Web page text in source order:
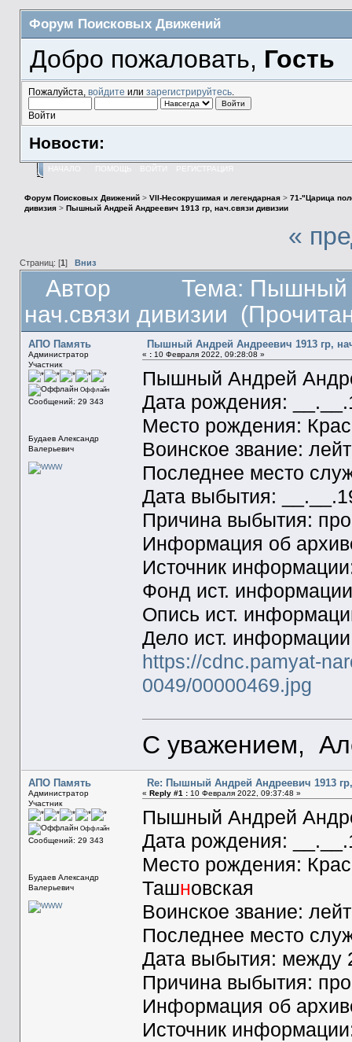
Форум Поисковых Движений
Добро пожаловать, Гость
Пожалуйста, войдите или зарегистрируйтесь.
Войти
Новости:
НАЧАЛО ПОМОЩЬ ВОЙТИ РЕГИСТРАЦИЯ
Форум Поисковых Движений> VII-Несокрушимая и легендарная> 71-"Царица
дивизия> Пышный Андрей Андреевич 1913 гр, нач.связи дивизии
«
Страниц: [1 ] Вниз
Автор
Тема: Пышный
нач.связи дивизии
АПО Память
Администратор
Участник
Оффлайн
Сообщений: 29 343
Будаев Александр
Валерьевич
Пышный Андрей Андреевич 1913 гр,
« :10 Февраля 2022, 09:28:08 »
Пышный Андрей
Дата рождения:
Место рождения:
Воинское звание:
Последнее место
Дата выбытия:
Причина выбытия:
Информация об
Источник
Фонд ист.
Опись ист.
Дело ист.
https://cdnc.pamyat-
0049/00000469.jpg
С уважением,
АПО Память
Администратор
Участник
Оффлайн
Сообщений: 29 343
Будаев Александр
Валерьевич
Re: Пышный Андрей Андреевич 1913
« Reply #1 :10 Февраля 2022, 09:37:48 »
Пышный Андрей
Дата рождения:
Место рождения:
Ташновская
Воинское звание:
Последнее место
Дата выбытия: между
Причина выбытия:
Информация об
Источник